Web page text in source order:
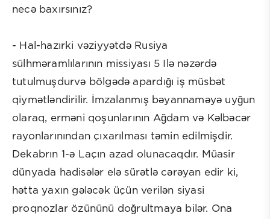
necə baxırsınız?
- Hal-hazırki vəziyyətdə Rusiya
sülhməramlılarının missiyası 5 Ilə nəzərdə
tutulmuşdurvə bölgədə apardığı iş müsbət
qiymətləndirilir. İmzalanmış bəyannaməyə uyğun
olaraq, erməni qoşunlarının Ağdam və Kəlbəcər
rayonlarınından çıxarılması təmin edilmişdir.
Dekabrın 1-ə Laçın azad olunacaqdır. Müasir
dünyada hadisələr elə sürətlə cərəyan edir ki,
hətta yaxın gələcək üçün verilən siyasi
proqnozlar özününü doğrultmaya bilər. Ona